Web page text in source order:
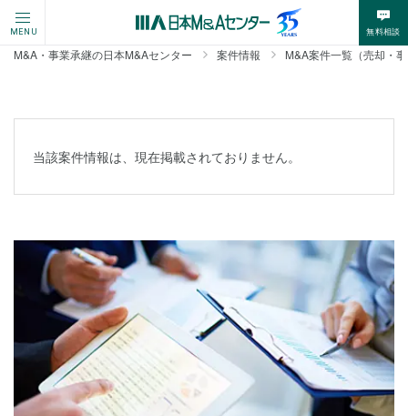
MENU 無料相談
M&A・事業承継の日本M&Aセンター 案件情報 M&A案件一覧（売却・
当該案件情報は、現在掲載されておりません。